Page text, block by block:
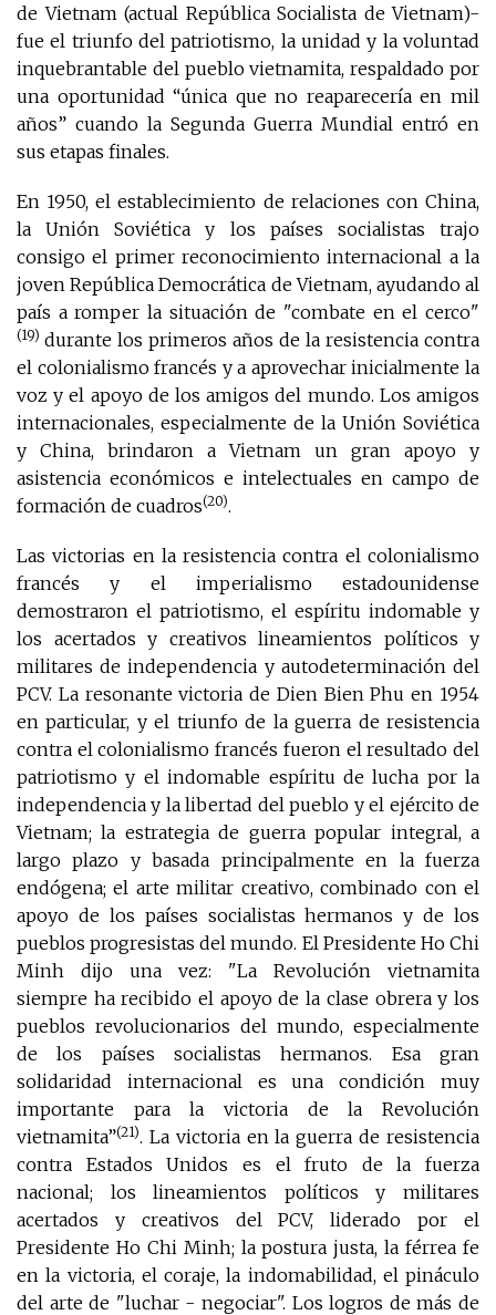
de Vietnam (actual República Socialista de Vietnam)-
fue el triunfo del patriotismo, la unidad y la voluntad
inquebrantable del pueblo vietnamita, respaldado por
una oportunidad “única que no reaparecería en mil
años” cuando la Segunda Guerra Mundial entró en
sus etapas finales.
En 1950, el establecimiento de relaciones con China,
la Unión Soviética y los países socialistas trajo
consigo el primer reconocimiento internacional a la
joven República Democrática de Vietnam, ayudando al
país a romper la situación de "combate en el cerco"
(19) durante los primeros años de la resistencia contra
el colonialismo francés y a aprovechar inicialmente la
voz y el apoyo de los amigos del mundo. Los amigos
internacionales, especialmente de la Unión Soviética
y China, brindaron a Vietnam un gran apoyo y
asistencia económicos e intelectuales en campo de
formación de cuadros(20).
Las victorias en la resistencia contra el colonialismo
francés y el imperialismo estadounidense
demostraron el patriotismo, el espíritu indomable y
los acertados y creativos lineamientos políticos y
militares de independencia y autodeterminación del
PCV. La resonante victoria de Dien Bien Phu en 1954
en particular, y el triunfo de la guerra de resistencia
contra el colonialismo francés fueron el resultado del
patriotismo y el indomable espíritu de lucha por la
independencia y la libertad del pueblo y el ejército de
Vietnam; la estrategia de guerra popular integral, a
largo plazo y basada principalmente en la fuerza
endógena; el arte militar creativo, combinado con el
apoyo de los países socialistas hermanos y de los
pueblos progresistas del mundo. El Presidente Ho Chi
Minh dijo una vez: "La Revolución vietnamita
siempre ha recibido el apoyo de la clase obrera y los
pueblos revolucionarios del mundo, especialmente
de los países socialistas hermanos. Esa gran
solidaridad internacional es una condición muy
importante para la victoria de la Revolución
vietnamita”(21). La victoria en la guerra de resistencia
contra Estados Unidos es el fruto de la fuerza
nacional; los lineamientos políticos y militares
acertados y creativos del PCV, liderado por el
Presidente Ho Chi Minh; la postura justa, la férrea fe
en la victoria, el coraje, la indomabilidad, el pináculo
del arte de "luchar - negociar". Los logros de más de